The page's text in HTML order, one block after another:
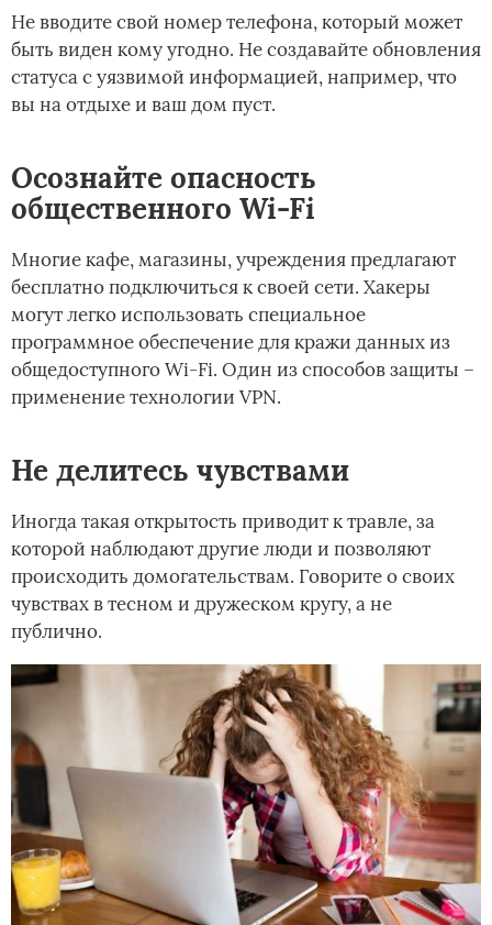
Не вводите свой номер телефона, который может
быть виден кому угодно. Не создавайте обновления
статуса с уязвимой информацией, например, что
вы на отдыхе и ваш дом пуст.
Осознайте опасность
общественного Wi-Fi
Многие кафе, магазины, учреждения предлагают
бесплатно подключиться к своей сети. Хакеры
могут легко использовать специальное
программное обеспечение для кражи данных из
общедоступного Wi-Fi. Один из способов защиты –
применение технологии VPN.
Не делитесь чувствами
Иногда такая открытость приводит к травле, за
которой наблюдают другие люди и позволяют
происходить домогательствам. Говорите о своих
чувствах в тесном и дружеском кругу, а не
публично.